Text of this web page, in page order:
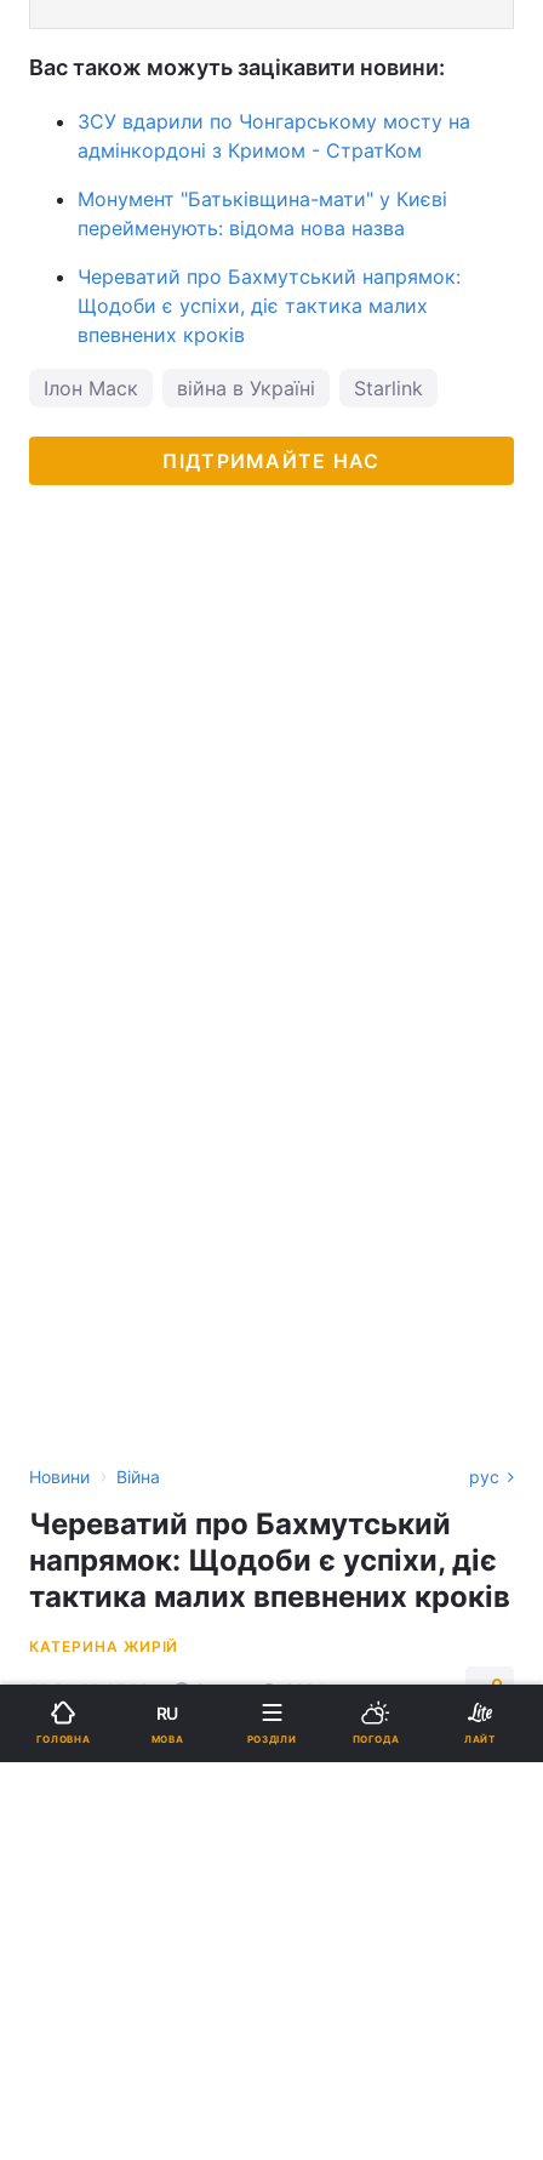
Вас також можуть зацікавити новини:
ЗСУ вдарили по Чонгарському мосту на
адмінкордоні з Кримом - СтратКом
Монумент "Батьківщина-мати" у Києві
перейменують: відома нова назва
Череватий про Бахмутський напрямок:
Щодоби є успіхи, діє тактика малих
впевнених кроків
Ілон Маск війна в Україні Starlink
ПІДТРИМАЙТЕ НАС
Новини › Війна рус
Череватий про Бахмутський
напрямок: Щодоби є успіхи, діє
тактика малих впевнених кроків
КАТЕРИНА ЖИРІЙ
22:21, 29.07.23 3 хв. 3234
Підпишіться на нас в Google
ГОЛОВНА
RU
МОВА РОЗДІЛИ ПОГОДА ЛАЙТ